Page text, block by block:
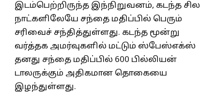
இடம்பெற்றிருந்த இந்நிறுவனம், கடந்த சில
நாட்களிலேயே சந்தை மதிப்பில் பெரும்
சரிவைச் சந்தித்துள்ளது. கடந்த மூன்று
வர்த்தக அமர்வுகளில் மட்டும் ஸ்பேஸ்எக்ஸ்
தனது சந்தை மதிப்பில் 600 பில்லியன்
டாலருக்கும் அதிகமான தொகையை
இழந்துள்ளது.